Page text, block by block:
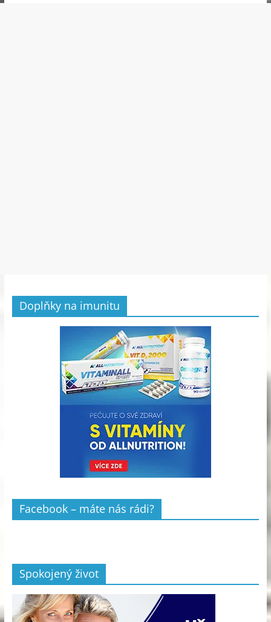
Doplňky na imunitu
Facebook – máte nás rádi?
Spokojený život